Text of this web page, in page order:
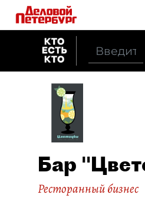
Бар
Ресторанный бизнес